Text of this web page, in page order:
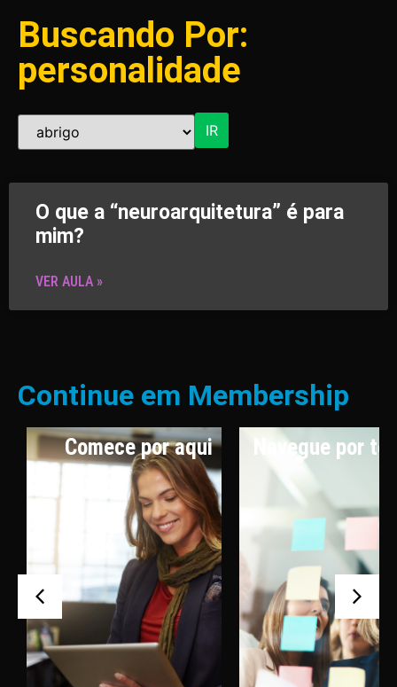
Buscando Por:
personalidade
IR
O que a “neuroarquitetura” é para
mim?
VER AULA »
Continue em Membership
Comece por aqui Navegue por